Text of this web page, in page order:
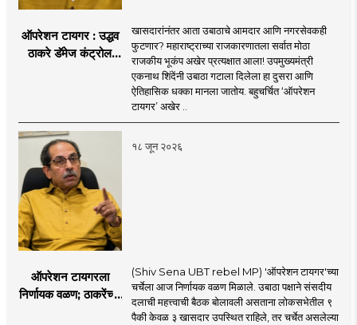
ऑपरेशन टायगर : उद्धव
ठाकरे डॅमेज कंट्रोल
शिंदेंकडे जाण्याच्या चर्चा
सुरू
खासदारांनंतर आता उबाठाचे आमदार आणि नगरसेवकही
फुटणार? महाराष्ट्राच्या राजकारणातला सर्वात मोठा
राजकीय भूकंप अखेर प्रत्यक्षात आला! उपमुख्यमंत्री
एकनाथ शिंदेंनी उबाठा गटाला दिलेला हा दुसरा आणि
ऐतिहासिक धक्का मानला जातोय. बहुचर्चित ‘ऑपरेशन
टायगर’ अखेर ..
१८ जून २०२६
ऑपरेशन टायगरला
निर्णायक वळण; ठाकरेंच्या
(Shiv Sena UBT rebel MP) 'ऑपरेशन टायगर'च्या
चर्चेला आज निर्णायक वळण मिळाले. उबाठा पक्षाने संसदीय
दलाची महत्त्वाची बैठक बोलावली असताना लोकसभेतील ९
पैकी केवळ ३ खासदार उपस्थित राहिले, तर चर्चेत असलेल्या